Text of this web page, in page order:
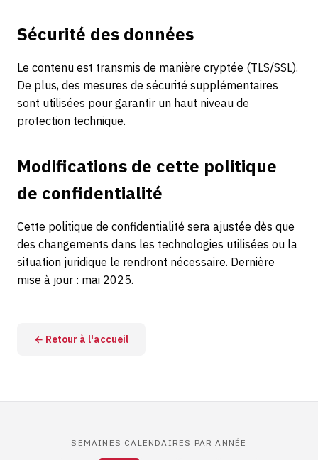
Sécurité des données
Le contenu est transmis de manière cryptée (TLS/SSL).
De plus, des mesures de sécurité supplémentaires
sont utilisées pour garantir un haut niveau de
protection technique.
Modifications de cette politique
de confidentialité
Cette politique de confidentialité sera ajustée dès que
des changements dans les technologies utilisées ou la
situation juridique le rendront nécessaire. Dernière
mise à jour : mai 2025.
← Retour à l'accueil
SEMAINES CALENDAIRES PAR ANNÉE